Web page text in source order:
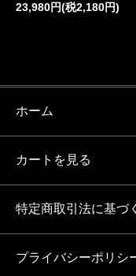
23,980円(税2,180円)
ホーム
カートを見る
特定商取引法に基づ
プライバシーポリシ